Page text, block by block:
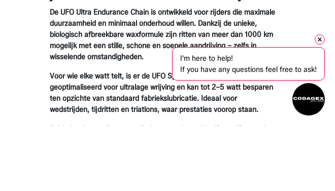
De UFO Ultra Endurance Chain is ontwikkeld voor rijders die maximale
duurzaamheid en minimaal onderhoud willen. Dankzij de unieke,
biologisch afbreekbare waxformule zijn ritten van meer dan 1000 km
mogelijk met een stille, schone en soepele aandrijving – zelfs in
wisselende omstandigheden.
Voor wie elke watt telt, is er de UFO Speed Chain. Deze ketting is
geoptimaliseerd voor ultralage wrijving en kan tot 2–5 watt besparen
ten opzichte van standaard fabriekslubricatie. Ideaal voor
wedstrijden, tijdritten en triatlons, waar prestaties voorop staan.
Beide kettingen zijn compatibel met moderne 11-, 12- en 13-speed
I'm here to help!
If you have any questions feel free to ask!